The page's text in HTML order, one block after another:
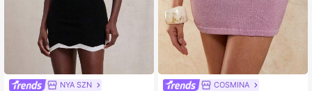
NYA SZN COSMINA